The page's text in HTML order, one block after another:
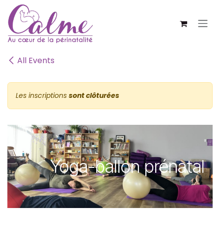
SE RENDRE AU CONTENU
All Events
Les inscriptions sont clôturées
Yoga-ballon prénatal